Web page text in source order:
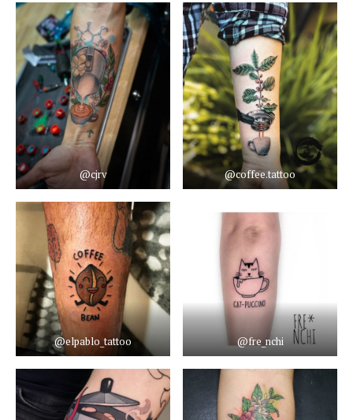
@cjrv @coffee.tattoo
@elpablo_tattoo @fre_nchi